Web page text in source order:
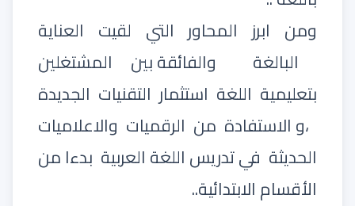
ومن ابرز المحاور التي لقيت العناية
البالغة
والفائقة بين المشتغلين
بتعليمية اللغة استثمار التقنيات الجديدة
،و الاستفادة من الرقميات والاعلاميات
الحديثة في تدريس اللغة العربية بدءا من
الأقسام الابتدائية..